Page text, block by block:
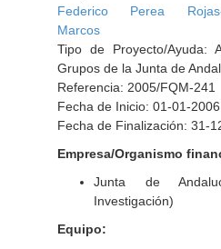
Federico Perea
Marcos
Tipo de Proyecto/Ayuda:
Grupos de la Junta de
Referencia: 2005/FQM-241
Fecha de Inicio: 01-01-2006
Fecha de Finalización: 31-
Empresa/Organismo
Junta de
Investigación)
Equipo: